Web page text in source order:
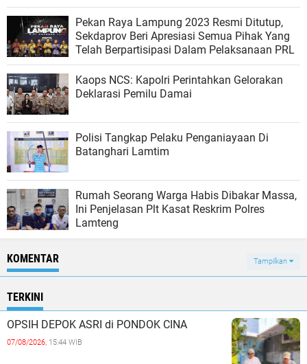
Pekan Raya Lampung 2023 Resmi Ditutup,
Sekdaprov Beri Apresiasi Semua Pihak Yang
Telah Berpartisipasi Dalam Pelaksanaan PRL
Kaops NCS: Kapolri Perintahkan Gelorakan
Deklarasi Pemilu Damai
Polisi Tangkap Pelaku Penganiayaan Di
Batanghari Lamtim
Rumah Seorang Warga Habis Dibakar Massa,
Ini Penjelasan Plt Kasat Reskrim Polres
Lamteng
KOMENTAR Tampilkan
TERKINI
OPSIH DEPOK ASRI di PONDOK CINA
07/08/2026, 15:44 WIB